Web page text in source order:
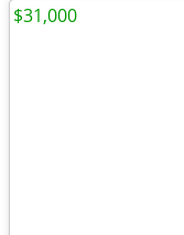
$31,000